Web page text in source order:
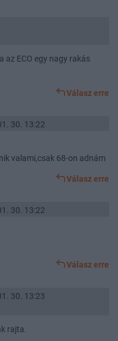
az ECO egy nagy rakás
Válasz erre
30. 13:22
valami,csak 68-on adnám
Válasz erre
30. 13:22
Válasz erre
30. 13:23
rajta.